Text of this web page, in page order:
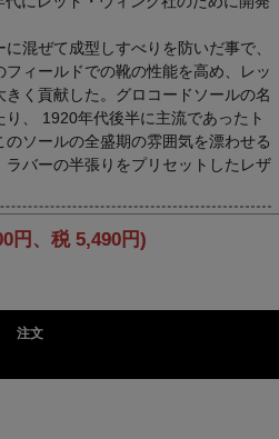
混ぜて成型しすべりを防いだ事で、
ィールドでの靴の性能を高め、レッ
きく貢献した。グロコードソールの名
、 1920年代後半に主流であったト
ソールの全盛期の雰囲気を漂わせる
バーの半張りをプリセットしたレザ
円、税 5,490円)
注文